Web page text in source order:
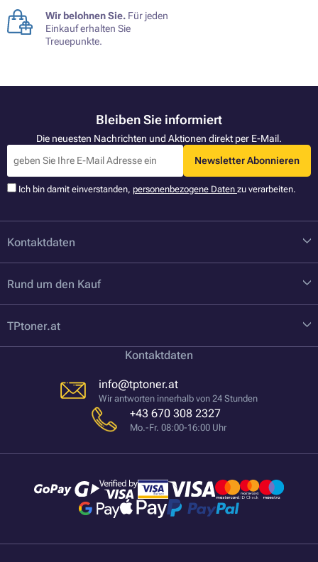
Wir belohnen Sie. Für jeden
Einkauf erhalten Sie
Treuepunkte.
Bleiben Sie informiert
Die neuesten Nachrichten und Aktionen direkt per E-Mail.
Newsletter Abonnieren
Ich bin damit einverstanden, personenbezogene Daten zu verarbeiten.
Kontaktdaten
Rund um den Kauf
TPtoner.at
Kontaktdaten
info@tptoner.at
Wir antworten innerhalb von 24 Stunden
+43 670 308 2327
Mo.-Fr. 08:00-16:00 Uhr